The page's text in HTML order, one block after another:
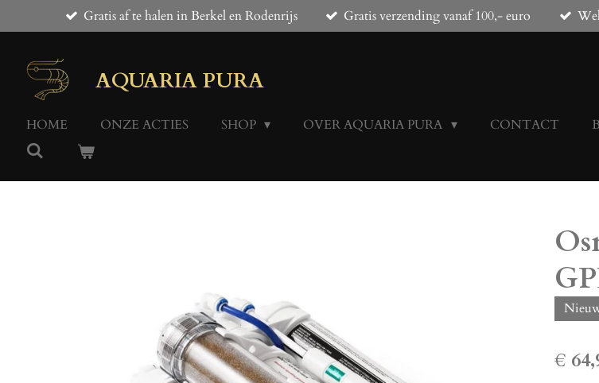
direct
hoofdinhoud
Gratis af te halen in Berkel en Rodenrijs Gratis verzending vanaf 100,- euro
AQUARIA PURA
HOME ONZE ACTIES SHOP OVER AQUARIA PURA CONTACT
€